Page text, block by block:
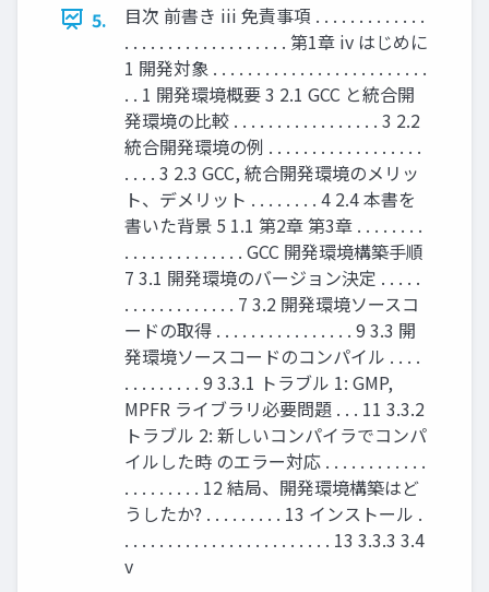
5.
目次 前書き iii 免責事項 . . . . . . . . . . . . .
. . . . . . . . . . . . . . . . . . . 第1章 iv はじめに
1 開発対象 . . . . . . . . . . . . . . . . . . . . . . . . .
. . 1 開発環境概要 3 2.1 GCC と統合開
発環境の比較 . . . . . . . . . . . . . . . . . 3 2.2
統合開発環境の例 . . . . . . . . . . . . . . . . . .
. . . . 3 2.3 GCC, 統合開発環境のメリッ
ト、デメリット . . . . . . . . 4 2.4 本書を
書いた背景 5 1.1 第2章 第3章 . . . . . . . .
. . . . . . . . . . . . . . GCC 開発環境構築手順
7 3.1 開発環境のバージョン決定 . . . . .
. . . . . . . . . . . . . 7 3.2 開発環境ソースコ
ードの取得 . . . . . . . . . . . . . . . . 9 3.3 開
発環境ソースコードのコンパイル . . . .
. . . . . . . . . 9 3.3.1 トラブル 1: GMP,
MPFR ライブラリ必要問題 . . . 11 3.3.2
トラブル 2: 新しいコンパイラでコンパ
イルした時 のエラー対応 . . . . . . . . . . . .
. . . . . . . . . 12 結局、開発環境構築はど
うしたか? . . . . . . . . . 13 インストール .
. . . . . . . . . . . . . . . . . . . . . . . . 13 3.3.3 3.4
v